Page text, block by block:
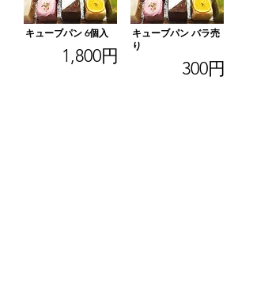
キューブパン 6個入
1,800円
キューブパン バラ売
り
300円